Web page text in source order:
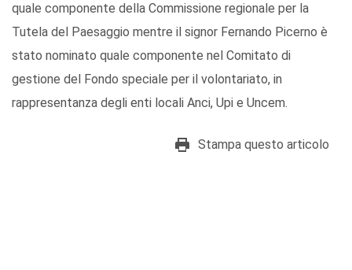
quale componente della Commissione regionale per la
Tutela del Paesaggio mentre il signor Fernando Picerno è
stato nominato quale componente nel Comitato di
gestione del Fondo speciale per il volontariato, in
rappresentanza degli enti locali Anci, Upi e Uncem.
Stampa questo articolo